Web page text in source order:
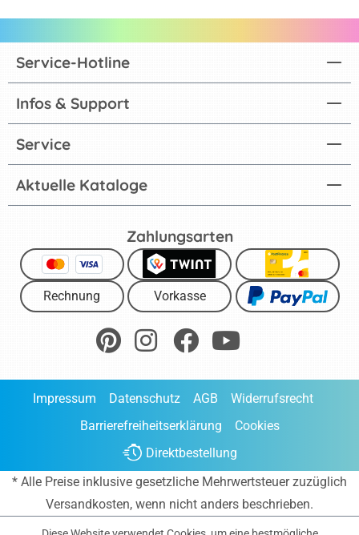
Aktuelle Kataloge
Service-Hotline
Infos & Support
Service
Zahlungsarten
Rechnung Vorkasse
Impressum Datenschutz AGB
Widerrufsrecht
Barrierefreiheitserklärung
Cookies
Direktbestellung
* Alle Preise inklusive gesetzliche Mehrwertsteuer zuzüglich
Versandkosten, wenn nicht anders beschrieben.